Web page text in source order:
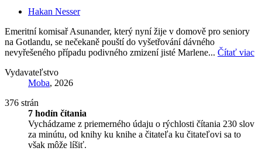
Hakan Nesser
Emeritní komisař Asunander, který nyní žije v domově pro seniory
na Gotlandu, se nečekaně pouští do vyšetřování dávného
nevyřešeného případu podivného zmizení jisté Marlene... Čítať viac
Vydavateľstvo
Moba, 2026
376 strán
7 hodín čítania
Vychádzame z priemerného údaju o rýchlosti čítania 230 slov
za minútu, od knihy ku knihe a čitateľa ku čitateľovi sa to
však môže líšiť.